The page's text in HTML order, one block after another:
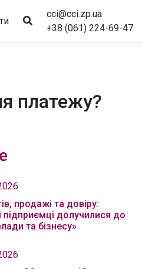
cci@cci.zp.ua
+38 (061) 224-69-47
платежу?
продажі та довіру:
підприємці долучилися до
та бізнесу»